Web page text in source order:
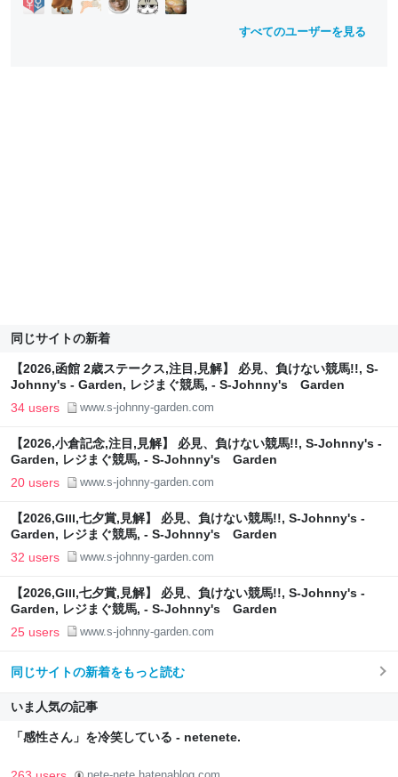
すべてのユーザーを見る
同じサイトの新着
【2026,函館 2歳ステークス,注目,見解】 必見、負けない競馬!!, S-
Johnny's - Garden, レジまぐ競馬, - S-Johnny's Garden
34 users www.s-johnny-garden.com
【2026,小倉記念,注目,見解】 必見、負けない競馬!!, S-Johnny's -
Garden, レジまぐ競馬, - S-Johnny's Garden
20 users www.s-johnny-garden.com
【2026,GⅢ,七夕賞,見解】 必見、負けない競馬!!, S-Johnny's -
Garden, レジまぐ競馬, - S-Johnny's Garden
32 users www.s-johnny-garden.com
【2026,GⅢ,七夕賞,見解】 必見、負けない競馬!!, S-Johnny's -
Garden, レジまぐ競馬, - S-Johnny's Garden
25 users www.s-johnny-garden.com
同じサイトの新着をもっと読む
いま人気の記事
「感性さん」を冷笑している - netenete.